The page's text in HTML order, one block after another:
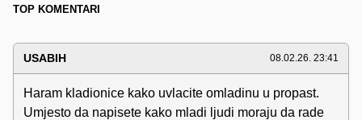
TOP KOMENTARI
USABIH 08.02.26. 23:41
Haram kladionice kako uvlacite omladinu u propast.
Umjesto da napisete kako mladi ljudi moraju da rade